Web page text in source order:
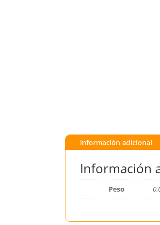
Información adicional
Información
Peso